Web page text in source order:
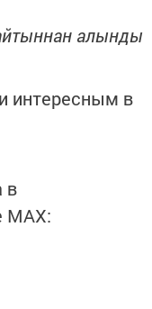
алынды
интересным в
в
MАХ: